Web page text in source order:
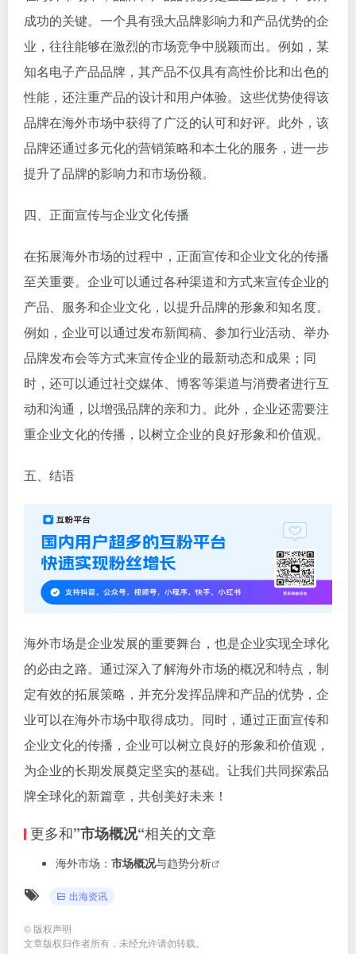
成功的关键。一个具有强大品牌影响力和产品优势的企
业，往往能够在激烈的市场竞争中脱颖而出。例如，某
知名电子产品品牌，其产品不仅具有高性价比和出色的
性能，还注重产品的设计和用户体验。这些优势使得该
品牌在海外市场中获得了广泛的认可和好评。此外，该
品牌还通过多元化的营销策略和本土化的服务，进一步
提升了品牌的影响力和市场份额。
四、正面宣传与企业文化传播
在拓展海外市场的过程中，正面宣传和企业文化的传播
至关重要。企业可以通过各种渠道和方式来宣传企业的
产品、服务和企业文化，以提升品牌的形象和知名度。
例如，企业可以通过发布新闻稿、参加行业活动、举办
品牌发布会等方式来宣传企业的最新动态和成果；同
时，还可以通过社交媒体、博客等渠道与消费者进行互
动和沟通，以增强品牌的亲和力。此外，企业还需要注
重企业文化的传播，以树立企业的良好形象和价值观。
五、结语
海外市场是企业发展的重要舞台，也是企业实现全球化
的必由之路。通过深入了解海外市场的概况和特点，制
定有效的拓展策略，并充分发挥品牌和产品的优势，企
业可以在海外市场中取得成功。同时，通过正面宣传和
企业文化的传播，企业可以树立良好的形象和价值观，
为企业的长期发展奠定坚实的基础。让我们共同探索品
牌全球化的新篇章，共创美好未来！
更多和”市场概况“相关的文章
海外市场： 市场概况与趋势分析
出海资讯
© 版权声明
文章版权归作者所有，未经允许请勿转载。